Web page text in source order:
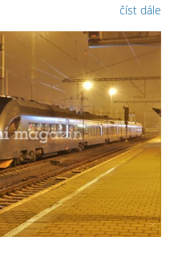
číst dále